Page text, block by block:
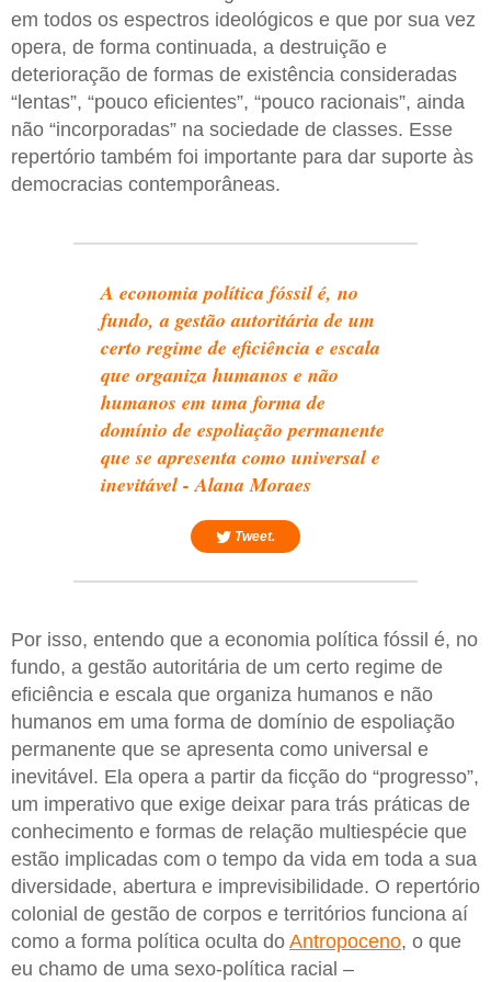
em todos os espectros ideológicos e que por sua vez
opera, de forma continuada, a destruição e
deterioração de formas de existência consideradas
“lentas”, “pouco eficientes”, “pouco racionais”, ainda
não “incorporadas” na sociedade de classes. Esse
repertório também foi importante para dar suporte às
democracias contemporâneas.
A economia política fóssil é, no
fundo, a gestão autoritária de um
certo regime de eficiência e escala
que organiza humanos e não
humanos em uma forma de
domínio de espoliação permanente
que se apresenta como universal e
inevitável - Alana Moraes
Tweet.
Por isso, entendo que a economia política fóssil é, no
fundo, a gestão autoritária de um certo regime de
eficiência e escala que organiza humanos e não
humanos em uma forma de domínio de espoliação
permanente que se apresenta como universal e
inevitável. Ela opera a partir da ficção do “progresso”,
um imperativo que exige deixar para trás práticas de
conhecimento e formas de relação multiespécie que
estão implicadas com o tempo da vida em toda a sua
diversidade, abertura e imprevisibilidade. O repertório
colonial de gestão de corpos e territórios funciona aí
como a forma política oculta do Antropoceno, o que
eu chamo de uma sexo-política racial –